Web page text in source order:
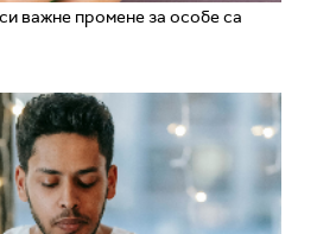
важне промене за особе са